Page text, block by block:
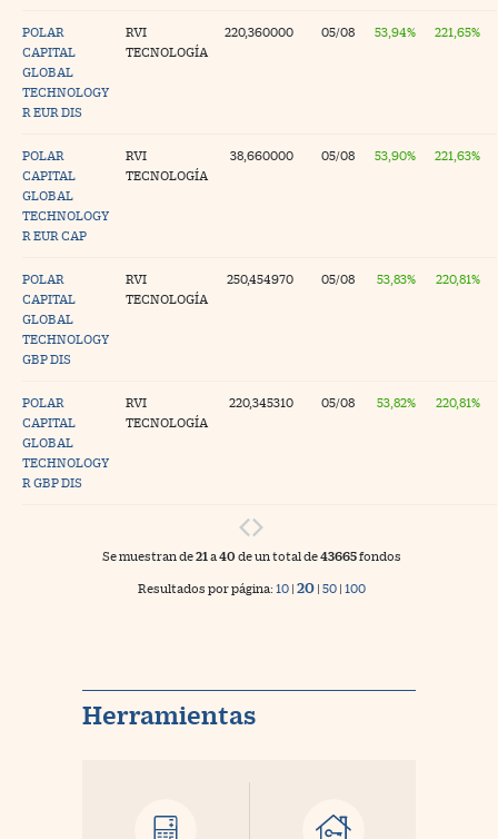
Se muestran de21 a40 de un total de43665fondos
Resultados por página: 10 | 20 | 50 | 100
POLAR
CAPITAL
GLOBAL
TECHNOLOGY
R EUR DIS
RVI
TECNOLOGÍA
220,360000 05/08 53,94% 221,65%
POLAR
CAPITAL
GLOBAL
TECHNOLOGY
R EUR CAP
RVI
TECNOLOGÍA
38,660000 05/08 53,90% 221,63%
POLAR
CAPITAL
GLOBAL
TECHNOLOGY
GBP DIS
RVI
TECNOLOGÍA
250,454970 05/08 53,83% 220,81%
POLAR
CAPITAL
GLOBAL
TECHNOLOGY
R GBP DIS
RVI
TECNOLOGÍA
220,345310 05/08 53,82% 220,81%
Herramientas